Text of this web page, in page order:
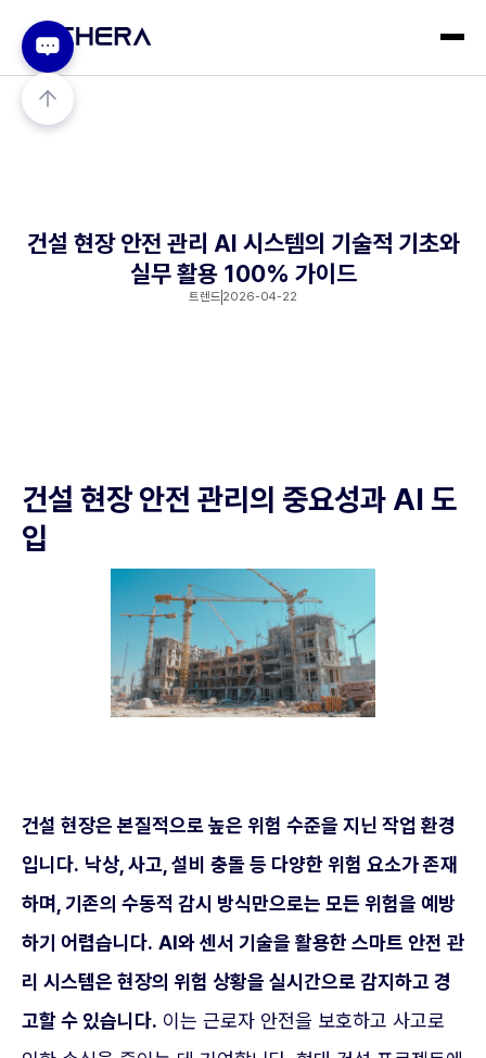
건설 현장 안전 관리 AI 시스템의 기술적 기초와
실무 활용 100% 가이드
트렌드 2026-04-22
건설 현장 안전 관리의 중요성과 AI 도
입
건설 현장은 본질적으로 높은 위험 수준을 지닌 작업 환경
입니다. 낙상, 사고, 설비 충돌 등 다양한 위험 요소가 존재
하며, 기존의 수동적 감시 방식만으로는 모든 위험을 예방
하기 어렵습니다. AI와 센서 기술을 활용한 스마트 안전 관
리 시스템은 현장의 위험 상황을 실시간으로 감지하고 경
고할 수 있습니다. 이는 근로자 안전을 보호하고 사고로